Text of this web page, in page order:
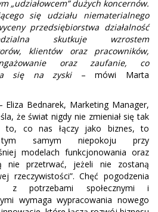
„udziałowcem” dużych koncernów.
się udziału niematerialnego
przedsiębiorstwa działalność
skutkuje wzrostem
klientów oraz pracowników,
oraz zaufanie, co
się na zyski– mówi Marta
Bednarek, Marketing Manager,
że świat nigdy nie zmieniał się tak
to, co nas łączy jako biznes, to
samym niepokoju przy
modelach funkcjonowania oraz
nie przetrwać, jeżeli nie zostaną
rzeczywistości”. Chęć pogodzenia
z potrzebami społecznymi i
wymaga wypracowania nowego